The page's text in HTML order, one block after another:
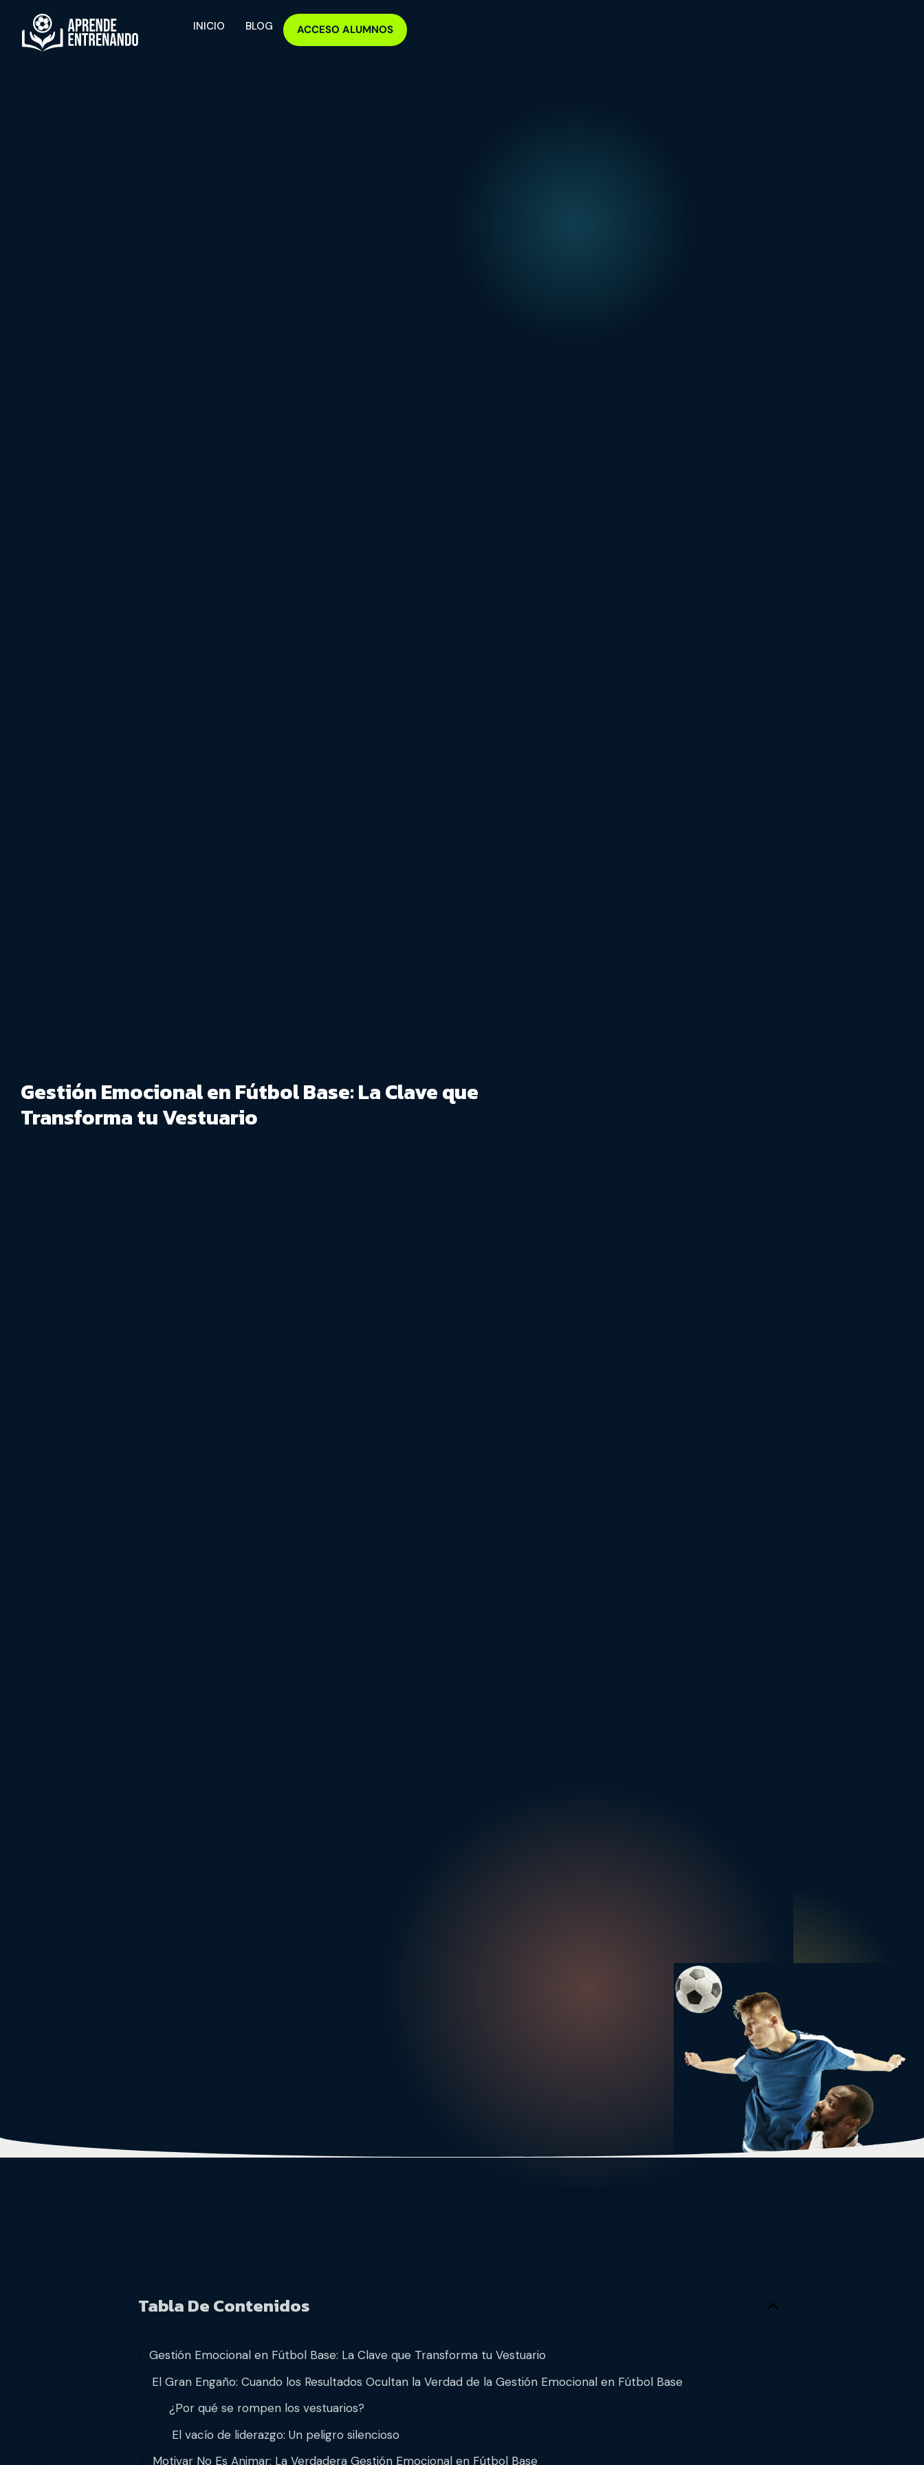
INICIO BLOG ACCESO ALUMNOS
Gestión Emocional en Fútbol Base: La Clave que
Transforma tu Vestuario
Tabla De Contenidos
Gestión Emocional en Fútbol Base: La Clave que Transforma tu Vestuario
El Gran Engaño: Cuando los Resultados Ocultan la Verdad de la Gestión Emocional en Fútbol Base
¿Por qué se rompen los vestuarios?
El vacío de liderazgo: Un peligro silencioso
Motivar No Es Animar: La Verdadera Gestión Emocional en Fútbol Base